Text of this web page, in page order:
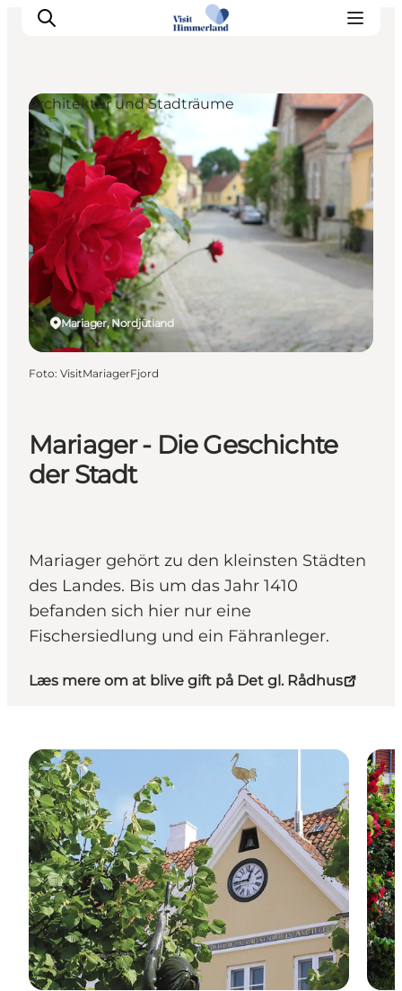
Erlebnisse
Natur
Städte und Orte
Das passiert
Reiseplanung
Praktische Informationen
Mariager - Die Geschichte
der Stadt
Mariager gehört zu den kleinsten Städten
des Landes. Bis um das Jahr 1410
befanden sich hier nur eine
Fischersiedlung und ein Fähranleger.
Læs mere om at blive gift på Det gl. Rådhus
Mariager, Nordjütland
Architektur und Stadträume
Foto: VisitMariagerFjord